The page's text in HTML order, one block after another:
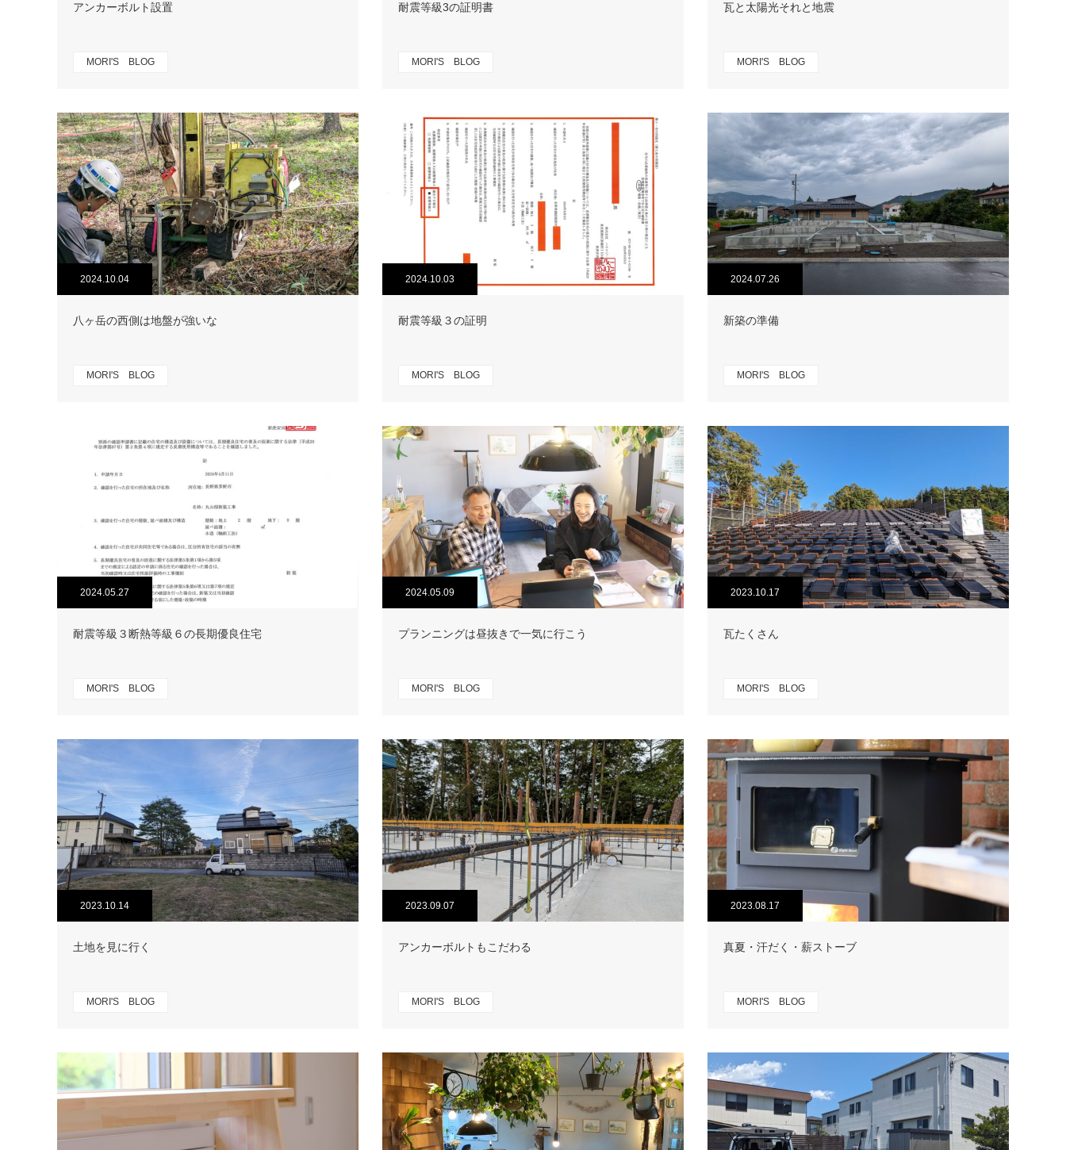
アンカーボルト設置
MORI'S BLOG
耐震等級3の証明書
MORI'S BLOG
瓦と太陽光それと地震
MORI'S BLOG
2024.10.04
八ヶ岳の西側は地盤が強いな
MORI'S BLOG
2024.10.03
耐震等級３の証明
MORI'S BLOG
2024.07.26
新築の準備
MORI'S BLOG
2024.05.27
耐震等級３断熱等級６の長期優良住宅
MORI'S BLOG
2024.05.09
プランニングは昼抜きで一気に行こう
MORI'S BLOG
2023.10.17
瓦たくさん
MORI'S BLOG
2023.10.14
土地を見に行く
MORI'S BLOG
2023.09.07
アンカーボルトもこだわる
MORI'S BLOG
2023.08.17
真夏・汗だく・薪ストーブ
MORI'S BLOG